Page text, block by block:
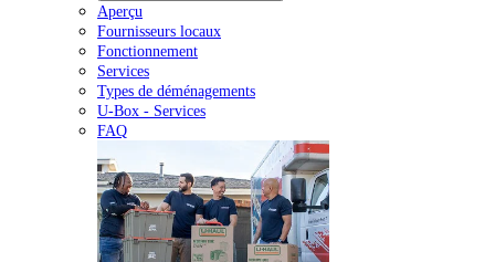
Aperçu
Fournisseurs locaux
Fonctionnement
Services
Types de déménagements
U-Box - Services
FAQ